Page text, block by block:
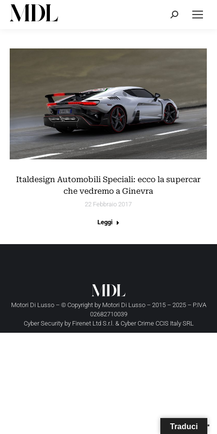
Cerca:
Italdesign Automobili Speciali: ecco la supercar
che vedremo a Ginevra
22 Febbraio 2017
Leggi
Motori Di Lusso – © Copyright by Motori Di Lusso– 2015 – 2025 – P.IVA
02682710039
Cyber Security by Firenet Ltd S.r.l. & Cyber Crime CCIS Italy SRL
Traduci